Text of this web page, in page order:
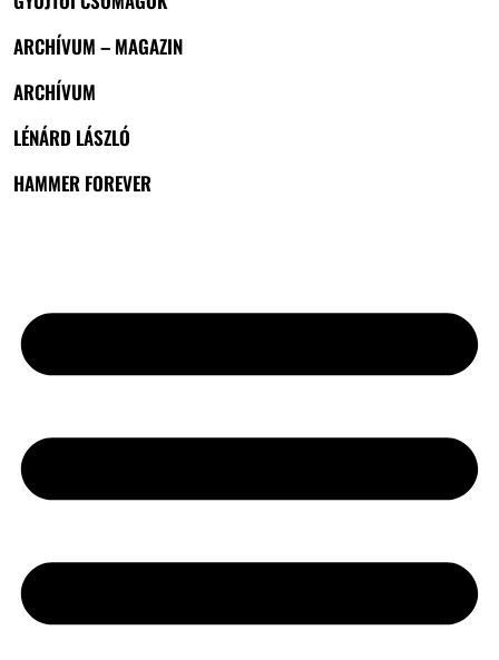
ARCHÍVUM – MAGAZIN
ARCHÍVUM
LÉNÁRD LÁSZLÓ
HAMMER FOREVER